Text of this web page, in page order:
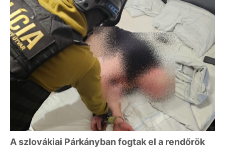
A szlovákiai Párkányban fogtak el a rendőrök